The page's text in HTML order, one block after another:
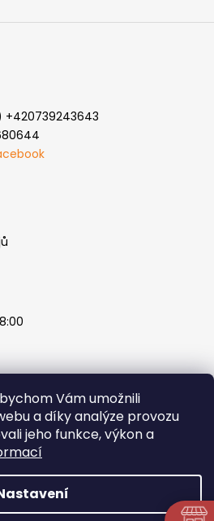
Vám umožnili
a díky analýze provozu
jeho funkce, výkon a
+420739243643